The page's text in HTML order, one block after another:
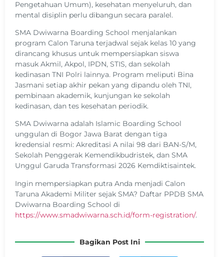
Pengetahuan Umum), kesehatan menyeluruh, dan
mental disiplin perlu dibangun secara paralel.
SMA Dwiwarna Boarding School menjalankan
program Calon Taruna terjadwal sejak kelas 10 yang
dirancang khusus untuk mempersiapkan siswa
masuk Akmil, Akpol, IPDN, STIS, dan sekolah
kedinasan TNI Polri lainnya. Program meliputi Bina
Jasmani setiap akhir pekan yang dipandu oleh TNI,
pembinaan akademik, kunjungan ke sekolah
kedinasan, dan tes kesehatan periodik.
SMA Dwiwarna adalah Islamic Boarding School
unggulan di Bogor Jawa Barat dengan tiga
kredensial resmi: Akreditasi A nilai 98 dari BAN-S/M,
Sekolah Penggerak Kemendikbudristek, dan SMA
Unggul Garuda Transformasi 2026 Kemdiktisaintek.
Ingin mempersiapkan putra Anda menjadi Calon
Taruna Akademi Militer sejak SMA? Daftar PPDB SMA
Dwiwarna Boarding School di
https://www.smadwiwarna.sch.id/form-registration/.
Bagikan Post Ini